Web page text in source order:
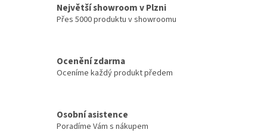
Největší showroom v Plzni
Přes 5000 produktu v showroomu
Ocenění zdarma
Oceníme každý produkt předem
Osobní asistence
Poradíme Vám s nákupem